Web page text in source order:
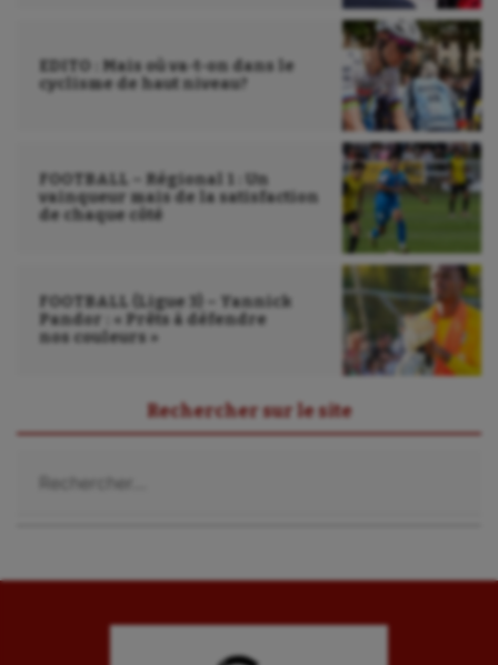
Triathlon
UNSS
Voile
Water-polo
EDITO : Mais où va-t-on dans le
cyclisme de haut niveau?
FOOTBALL – Régional 1 : Un
vainqueur mais de la satisfaction
de chaque côté
FOOTBALL (Ligue 3) – Yannick
Pandor : « Prêts à défendre
nos couleurs »
Rechercher sur le site